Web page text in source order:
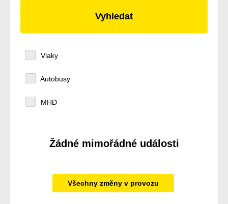
Vlaky
Autobusy
MHD
Žádné mimořádné události
Všechny změny v provozu